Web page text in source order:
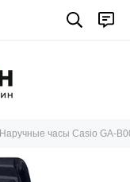
Наручные часы Casio GA-